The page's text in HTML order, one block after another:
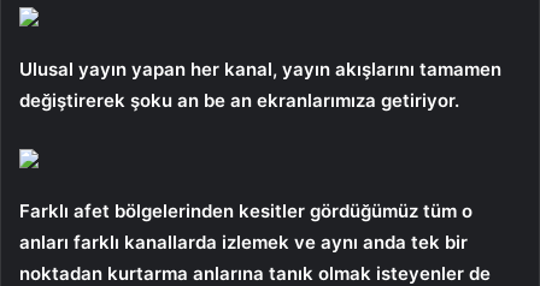
Ulusal yayın yapan her kanal, yayın akışlarını tamamen
değiştirerek şoku an be an ekranlarımıza getiriyor.
Farklı afet bölgelerinden kesitler gördüğümüz tüm o
anları farklı kanallarda izlemek ve aynı anda tek bir
noktadan kurtarma anlarına tanık olmak isteyenler de